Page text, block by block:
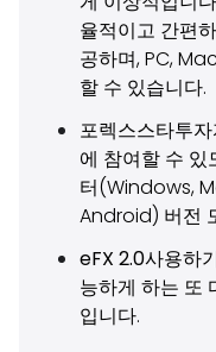
율적이고 간편
공하며, PC,
할 수 있습니다.
포렉스스타투
에 참여할 수 있
터(Windows,
Android) 버전
eFX 2.0사용하
능하게 하는 또
입니다.